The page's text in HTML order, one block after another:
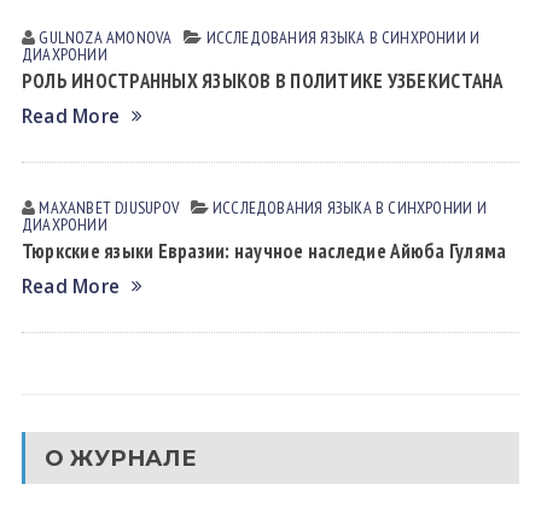
GULNOZA AMONOVА ИССЛЕДОВАНИЯ ЯЗЫКА В СИНХРОНИИ И
ДИАХРОНИИ
РОЛЬ ИНОСТРАННЫХ ЯЗЫКОВ В ПОЛИТИКЕ УЗБЕКИСТАНА
Read More
MAXANBET DJUSUPOV ИССЛЕДОВАНИЯ ЯЗЫКА В СИНХРОНИИ И
ДИАХРОНИИ
Тюркские языки Евразии: научное наследие Айюба Гуляма
Read More
О ЖУРНАЛЕ